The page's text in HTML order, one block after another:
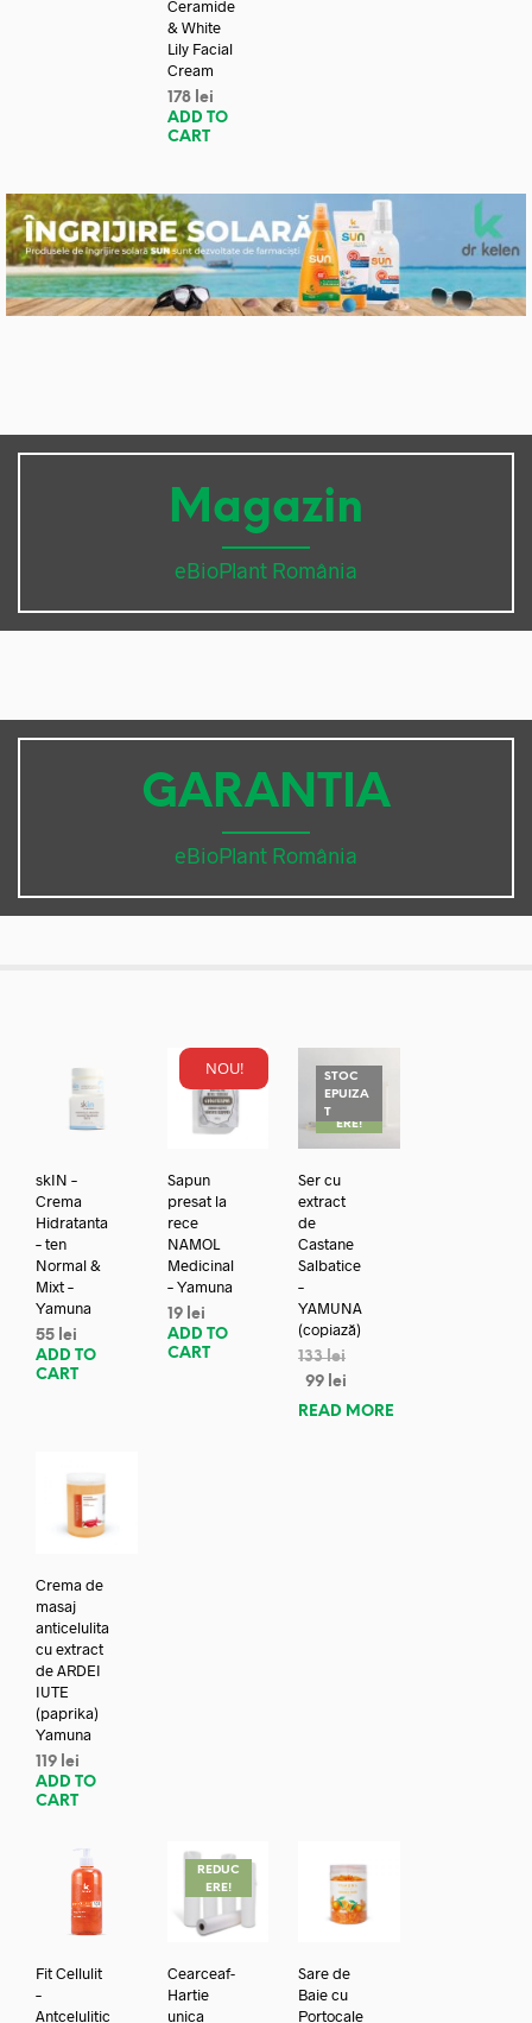
Ceramide
& White
Lily Facial
Cream
178 lei
ADD TO
CART
Magazin
eBioPlant România
GARANTIA
eBioPlant România
skIN –
Crema
Hidratanta
– ten
Normal &
Mixt –
Yamuna
55 lei
ADD TO
CART
NOU!
Sapun
presat la
rece
NAMOL
Medicinal
– Yamuna
19 lei
ADD TO
CART
STOC
EPUIZA
TREDUC
ERE!
Ser cu
extract
de
Castane
Salbatice
–
YAMUNA
(copiază)
133lei
99 lei
READ MORE
Crema de
masaj
anticelulita
cu extract
de ARDEI
IUTE
(paprika)
Yamuna
119 lei
ADD TO
CART
Fit Cellulit
–
Antcelulitic
REDUC
ERE!
Cearceaf-
Hartie
unica
Sare de
Baie cu
Portocale